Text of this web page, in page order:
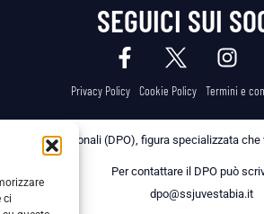
ci
SEGUICI SUI
Privacy Policy Cookie Policy Termini e
dei Dati Personali (DPO), figura specializzata
Per contattare il DPO può
dpo@ssjuvestabia.it